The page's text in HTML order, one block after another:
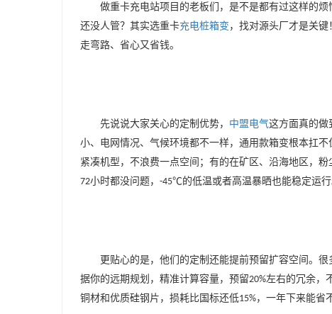
做重卡充电站项目的老板们，是不是都有过这样的烦
还没人管？其实选重卡充电桩箱变 ，找对源头厂才是关
走弯路、省心又省钱。
先说说大家关心的定制优势， 中盟电气这方面真的做
小、电网情况、气候环境都不一样，通用款箱变根本扛
紧凑机型，不浪费一点空间；有的在矿区、沿海地区，
72小时都没问题， -45℃的低温或者高温暴晒也能稳定运行
更贴心的是，他们的定制还能提前预留扩容空间。
据你的远期规划，精准计算容量，预留20%左右的冗余，
铜材和优质硅钢片，损耗比国标还低15%，一年下来能省